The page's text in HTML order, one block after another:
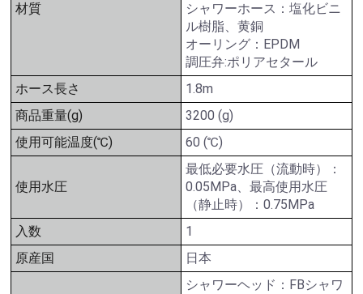
材質
シャワーホース：塩化ビニ
ル樹脂、黄銅
オーリング：EPDM
調圧弁:ポリアセタール
ホース長さ
1.8m
商品重量(g)
3200 (g)
使用可能温度(℃)
60 (℃)
使用水圧
最低必要水圧（流動時）：
0.05MPa、最高使用水圧
（静止時）：0.75MPa
入数
1
原産国
日本
シャワーヘッド：FBシャワ